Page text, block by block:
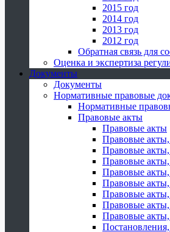
2015 год
2014 год
2013 год
2012 год
Обратная связь для
Оценка и экспертиза
Документы
Документы
Нормативные правовые
Нормативные
Правовые акты
Правовые акты
Правовые
Правовые
Правовые
Правовые
Правовые
Правовые
Правовые
Правовые